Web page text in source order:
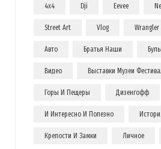
4x4 Dji Eevee
Street Art Vlog Wrangler
Авто Братья Наши
Видео Выставки Музеи
Горы И Пещеры Дизенгофф
И Интересно И Полезно
Крепости И Замки Личное